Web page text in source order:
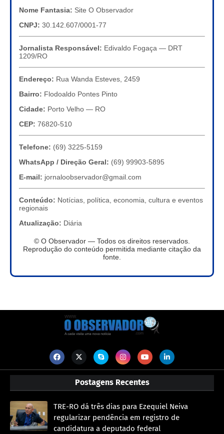
Nome Fantasia: Site O Observador
CNPJ: 30.142.607/0001-77
Jornalista Responsável: Edivaldo Fogaça — DRT
1209/RO
Endereço: Rua Wanda Esteves, 2459
Bairro: Flodoaldo Pontes Pinto
Cidade: Porto Velho — RO
CEP: 76820-510
Telefone: (69) 3225-5159
WhatsApp / Direção Geral: (69) 99903-5895
E-mail: jornaloobservador@gmail.com
Conteúdo: Notícias, política, economia, cultura e eventos
regionais
Atualização: Diária
© O Observador — Todos os direitos reservados.
Reprodução do conteúdo permitida mediante citação da
fonte.
Postagens Recentes
TRE-RO dá três dias para Ezequiel Neiva
regularizar pendência em registro de
candidatura a deputado federal